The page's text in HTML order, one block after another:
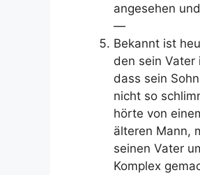
angesehen
—
Bekannt ist
den sein Vater
dass sein
nicht so
hörte von
älteren Mann,
seinen Vater
Komplex